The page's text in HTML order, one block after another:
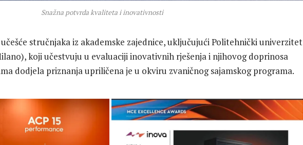
Snažna potvrda kvaliteta i inovativnosti
stručnjaka iz akademske zajednice, uključujući Politehnički univerzitet
koji učestvuju u evaluaciji inovativnih rješenja i njihovog doprinosa
dodjela priznanja upriličena je u okviru zvaničnog sajamskog programa.